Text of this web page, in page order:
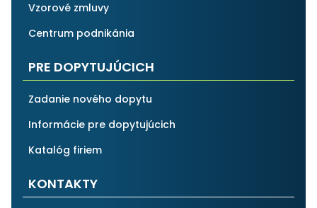
Vzorové zmluvy
Centrum podnikánia
PRE DOPYTUJÚCICH
Zadanie nového dopytu
Informácie pre dopytujúcich
Katalóg firiem
KONTAKTY